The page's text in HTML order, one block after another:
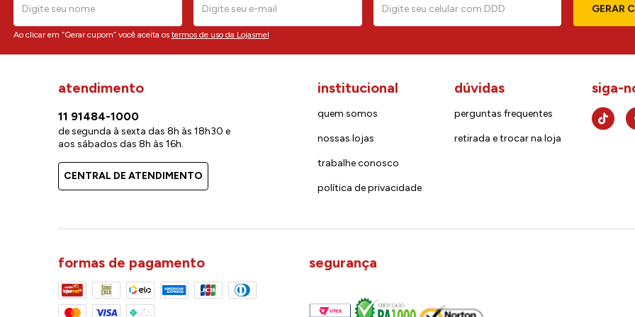
GERAR
Ao clicar em “Gerar cupom” você aceita os termos de uso da Lojasmel
atendimento
11 91484-1000
de segunda à sexta das 8h às 18h30 e
aos sábados das 8h às 16h.
CENTRAL DE ATENDIMENTO
institucional
quem somos
nossas lojas
trabalhe conosco
política de privacidade
dúvidas
perguntas frequentes
retirada e trocar na loja
siga-
formas de pagamento segurança